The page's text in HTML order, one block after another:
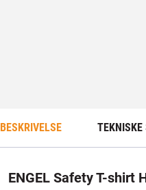
BESKRIVELSE TEKNISKE
ENGEL Safety T-shirt